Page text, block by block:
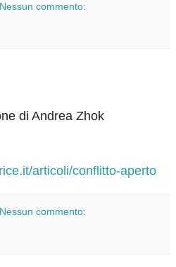
Nessun commento:
di Andrea Zhok
articoli/conflitto-aperto
Nessun commento: